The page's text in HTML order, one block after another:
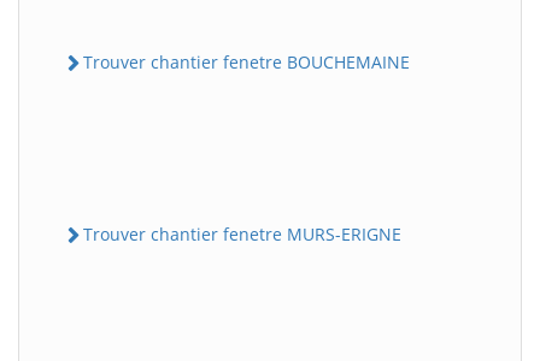
Trouver chantier fenetre BOUCHEMAINE
Trouver chantier fenetre MURS-ERIGNE